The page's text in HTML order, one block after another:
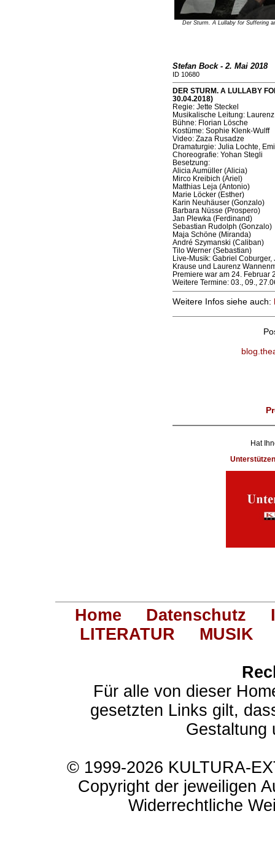
Der Sturm. A Lullaby for Suffering
Stefan Bock - 2. Mai 2018
ID 10680
DER STURM. A LULLABY
30.04.2018)
Regie: Jette Steckel
Musikalische Leitung:
Bühne: Florian Lösche
Kostüme: Sophie Klenk-Wulff
Video: Zaza Rusadze
Dramaturgie: Julia Lochte,
Choreografie: Yohan Stegli
Besetzung:
Alicia Aumüller (Alicia)
Mirco Kreibich (Ariel)
Matthias Leja (Antonio)
Marie Löcker (Esther)
Karin Neuhäuser (Gonzalo)
Barbara Nüsse (Prospero)
Jan Plewka (Ferdinand)
Sebastian Rudolph (Gonzalo)
Maja Schöne (Miranda)
André Szymanski (Caliban)
Tilo Werner (Sebastian)
Live-Musik: Gabriel
Krause und Laurenz
Premiere war am 24. Februar
Weitere Termine: 03., 09.,
Weitere Infos siehe auch:
Hat
Home Datenschutz
LITERATUR
MUSIK
Für alle von dieser
gesetzten Links gilt,
Gestaltung
© 1999-2026 KULTURA-
Copyright der jeweiligen
Widerrechtliche